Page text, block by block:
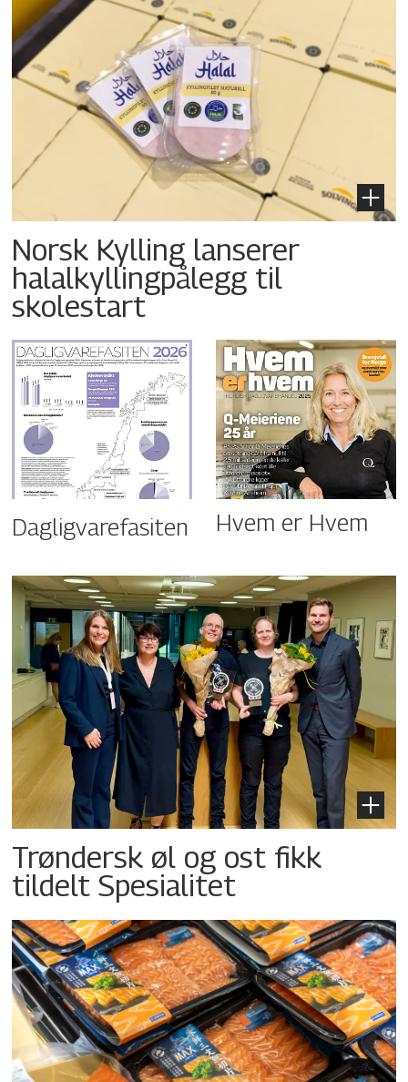
Norsk Kylling lanserer
halalkyllingpålegg til
skolestart
Dagligvarefasiten Hvem er Hvem
Trøndersk øl og ost fikk
tildelt Spesialitet